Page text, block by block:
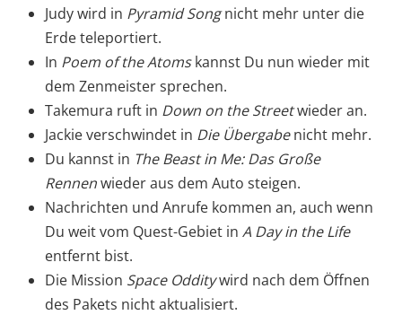
Judy wird in Pyramid Songnicht mehr unter die
Erde teleportiert.
In Poem of the Atomskannst Du nun wieder mit
dem Zenmeister sprechen.
Takemura ruft in Down on the Streetwieder an.
Jackie verschwindet in Die Übergabenicht mehr.
Du kannst in The Beast in Me: Das Große
Rennenwieder aus dem Auto steigen.
Nachrichten und Anrufe kommen an, auch wenn
Du weit vom Quest-Gebiet in A Day in the Life
entfernt bist.
Die Mission Space Odditywird nach dem Öffnen
des Pakets nicht aktualisiert.